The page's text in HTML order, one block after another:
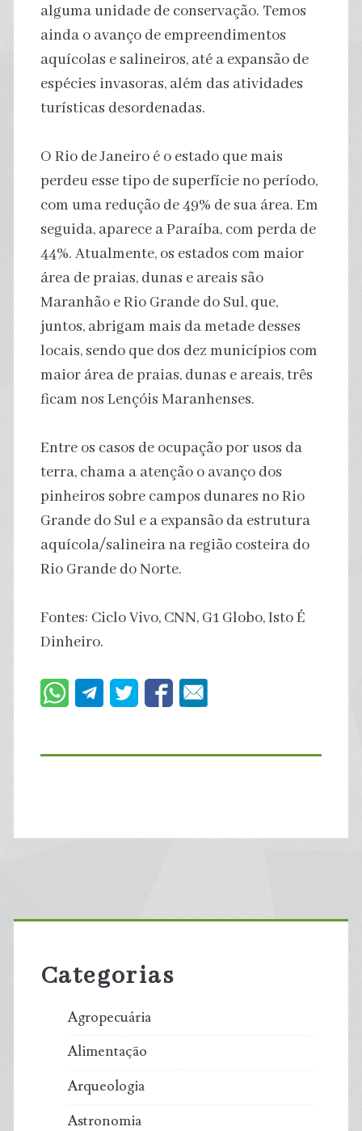
alguma unidade de conservação. Temos
ainda o avanço de empreendimentos
aquícolas e salineiros, até a expansão de
espécies invasoras, além das atividades
turísticas desordenadas.
O Rio de Janeiro é o estado que mais
perdeu esse tipo de superfície no período,
com uma redução de 49% de sua área. Em
seguida, aparece a Paraíba, com perda de
44%. Atualmente, os estados com maior
área de praias, dunas e areais são
Maranhão e Rio Grande do Sul, que,
juntos, abrigam mais da metade desses
locais, sendo que dos dez municípios com
maior área de praias, dunas e areais, três
ficam nos Lençóis Maranhenses.
Entre os casos de ocupação por usos da
terra, chama a atenção o avanço dos
pinheiros sobre campos dunares no Rio
Grande do Sul e a expansão da estrutura
aquícola/salineira na região costeira do
Rio Grande do Norte.
Fontes: Ciclo Vivo, CNN, G1 Globo, Isto É
Dinheiro.
Primary
Sidebar
Categorias
Agropecuária
Alimentação
Arqueologia
Astronomia